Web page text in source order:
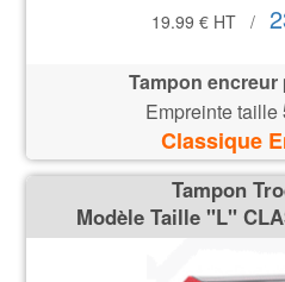
19.99 € HT /
Tampon
Empreinte taille
Classique
Tampon
Modèle Taille ''L''